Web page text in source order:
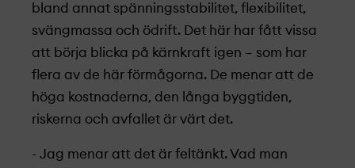
bland annat spänningsstabilitet, flexibilitet,
svängmassa och ödrift. Det här har fått vissa
att börja blicka på kärnkraft igen – som har
flera av de här förmågorna. De menar att de
höga kostnaderna, den långa byggtiden,
riskerna och avfallet är värt det.
- Jag menar att det är feltänkt. Vad man